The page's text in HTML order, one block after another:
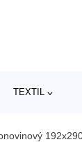
TEXTIL